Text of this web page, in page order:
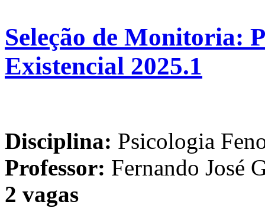
Seleção de Monitoria:
Existencial 2025.1
Disciplina: Psicologia
Professor: Fernando José
2 vagas